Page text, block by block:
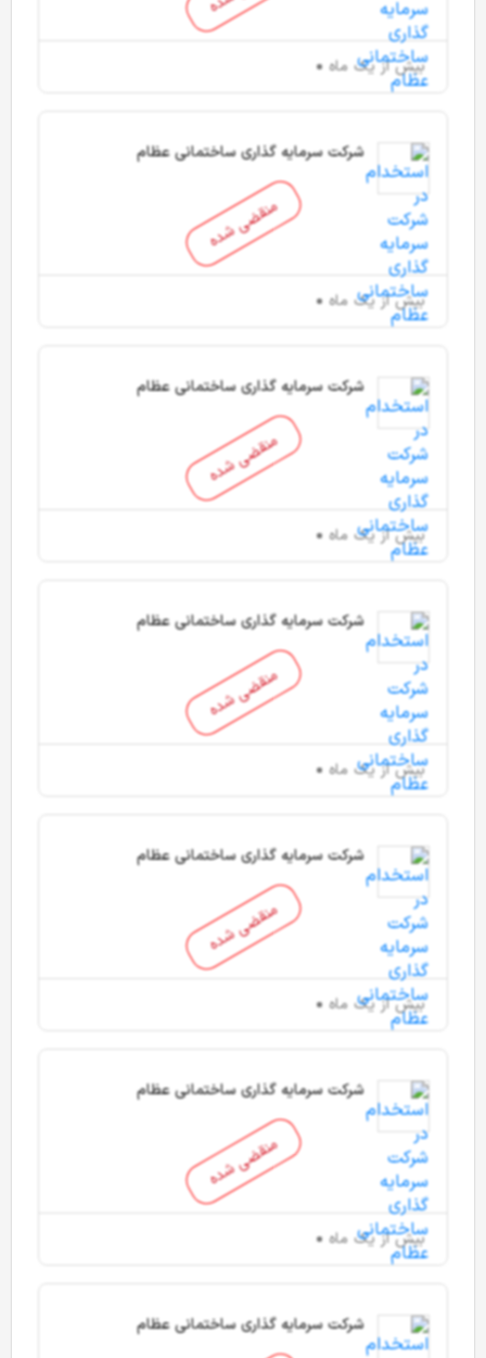
بیش از یک ماه
منقضی شده
شرکت سرمایه گذاری ساختمانی عظام
بیش از یک ماه
منقضی شده
شرکت سرمایه گذاری ساختمانی عظام
بیش از یک ماه
منقضی شده
شرکت سرمایه گذاری ساختمانی عظام
بیش از یک ماه
منقضی شده
شرکت سرمایه گذاری ساختمانی عظام
بیش از یک ماه
منقضی شده
شرکت سرمایه گذاری ساختمانی عظام
بیش از یک ماه
شرکت سرمایه گذاری ساختمانی عظام